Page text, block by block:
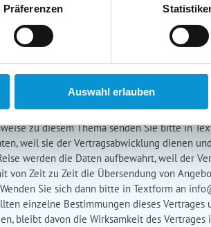
Präferenzen
Auswahl erlauben
Ummöblierungen sind nicht
Störung des Hausfriedens oder
erfolgt nur insoweit, als der
Gegenstände wird keine Haftung
der Wohnung schließen, da sich an der
kann. 9. Rauchen Das Rauchen ist in
(Daten stehen auf der Homepage) ist der
nicht erstatten können. 10. Datenschutz
zu diesem Thema senden Sie bitte in
weil sie der Vertragsabwicklung dienen
werden die Daten aufbewahrt, weil der
Zeit zu Zeit die Übersendung von
Sie sich dann bitte in Textform an
einzelne Bestimmungen dieses
bleibt davon die Wirksamkeit des